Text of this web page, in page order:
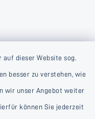
dieser Website sog.
besser zu verstehen, wie
wir unser Angebot weiter
können Sie jederzeit